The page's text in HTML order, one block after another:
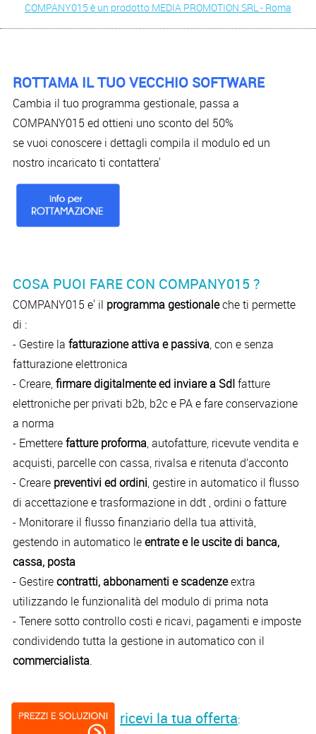
COMPANY015 è un prodotto MEDIA PROMOTION SRL - Roma
ROTTAMA IL TUO VECCHIO SOFTWARE
Cambia il tuo programma gestionale, passa a
COMPANY015 ed ottieni uno sconto del 50%
se vuoi conoscere i dettagli compila il modulo ed un
nostro incaricato ti contattera'
COSA PUOI FARE CON COMPANY015 ?
COMPANY015 e' il programma gestionaleche ti permette
di :
- Gestire la fatturazione attiva e passiva, con e senza
fatturazione elettronica
- Creare,firmare digitalmente ed inviare a SdIfatture
elettroniche per privati b2b, b2c e PA e fare conservazione
a norma
- Emetterefatture proforma, autofatture, ricevute vendita e
acquisti, parcelle con cassa, rivalsa e ritenuta d’acconto
- Creare preventivi ed ordini, gestire in automatico il flusso
di accettazione e trasformazione in ddt , ordini o fatture
- Monitorare il flusso finanziario della tua attività,
gestendo in automatico leentrate e le uscite di banca,
cassa, posta
- Gestirecontratti, abbonamenti e scadenzeextra
utilizzando le funzionalità del modulo di prima nota
- Tenere sotto controllo costi e ricavi, pagamenti e imposte
condividendo tutta la gestione in automatico con il
commercialista.
ricevi la tua offerta: